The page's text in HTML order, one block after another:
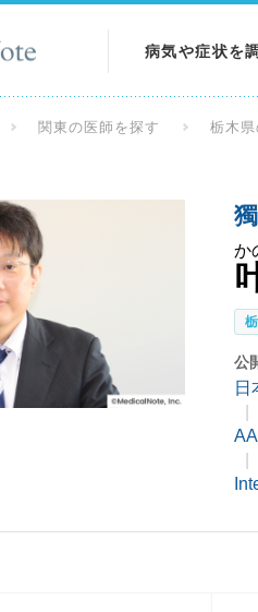
病気や症状を
検査を調べる
関東の医師を探す 栃木
か
公
日